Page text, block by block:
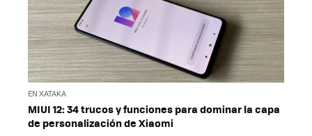
EN XATAKA
MIUI 12: 34 trucos y funciones para dominar la capa
de personalización de Xiaomi